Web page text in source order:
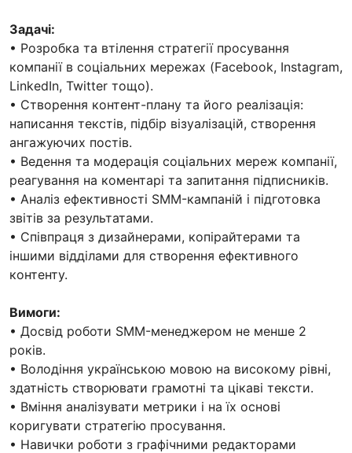
Задачі:
• Розробка та втілення стратегії просування
компанії в соціальних мережах (Facebook, Instagram,
LinkedIn, Twitter тощо).
• Створення контент-плану та його реалізація:
написання текстів, підбір візуалізацій, створення
ангажуючих постів.
• Ведення та модерація соціальних мереж компанії,
реагування на коментарі та запитання підписників.
• Аналіз ефективності SMM-кампаній і підготовка
звітів за результатами.
• Співпраця з дизайнерами, копірайтерами та
іншими відділами для створення ефективного
контенту.
Вимоги:
• Досвід роботи SMM-менеджером не менше 2
років.
• Володіння українською мовою на високому рівні,
здатність створювати грамотні та цікаві тексти.
• Вміння аналізувати метрики і на їх основі
коригувати стратегію просування.
• Навички роботи з графічними редакторами